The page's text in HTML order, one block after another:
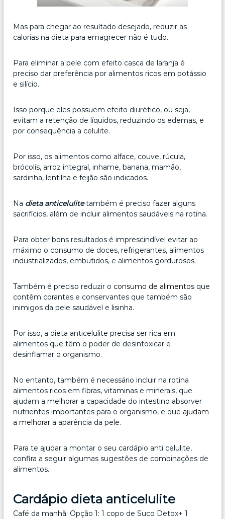
Mas para chegar ao resultado desejado, reduzir as
calorias na dieta para emagrecer não é tudo.
Para eliminar a pele com efeito casca de laranja é
preciso dar preferência por alimentos ricos em potássio
e silício.
Isso porque eles possuem efeito diurético, ou seja,
evitam a retenção de líquidos, reduzindo os edemas, e
por consequência a celulite.
Por isso, os alimentos como alface, couve, rúcula,
brócolis, arroz integral, inhame, banana, mamão,
sardinha, lentilha e feijão são indicados.
Na dieta anticelulitetambém é preciso fazer alguns
sacrifícios, além de incluir alimentos saudáveis na rotina.
Para obter bons resultados é imprescindível evitar ao
máximo o consumo de doces, refrigerantes, alimentos
industrializados, embutidos, e alimentos gordurosos.
Também é preciso reduzir o consumo de alimentos que
contêm corantes e conservantes que também são
inimigos da pele saudável e lisinha.
Por isso, a dieta anticelulite precisa ser rica em
alimentos que têm o poder de desintoxicar e
desinflamar o organismo.
No entanto, também é necessário incluir na rotina
alimentos ricos em fibras, vitaminas e minerais, que
ajudam a melhorar a capacidade do intestino absorver
nutrientes importantes para o organismo, e que ajudam
a melhorar a aparência da pele.
Para te ajudar a montar o seu cardápio anti celulite,
confira a seguir algumas sugestões de combinações de
alimentos.
Cardápio dieta anticelulite
Café da manhã: Opção 1: 1 copo de Suco Detox+ 1